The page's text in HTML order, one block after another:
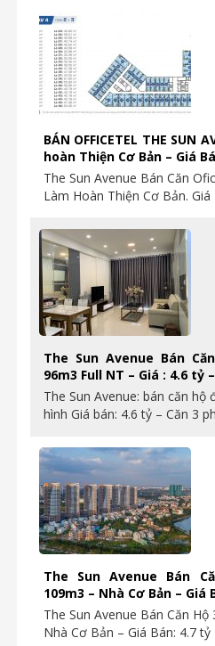
BÁN OFFICETEL THE SUN
hoàn Thiện Cơ Bản – Giá
The Sun Avenue Bán Căn
Làm Hoàn Thiện Cơ Bản.
The Sun Avenue Bán
96m3 Full NT – Giá : 4.6
The Sun Avenue: bán căn
hình Giá bán: 4.6 tỷ – Căn 3
The Sun Avenue Bán
109m3 – Nhà Cơ Bản – Giá
The Sun Avenue Bán Căn
Nhà Cơ Bản – Giá Bán: 4.7